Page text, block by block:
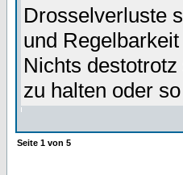
Drosselverluste
und
Nichts
zu halten oder
Seite 1 von 5